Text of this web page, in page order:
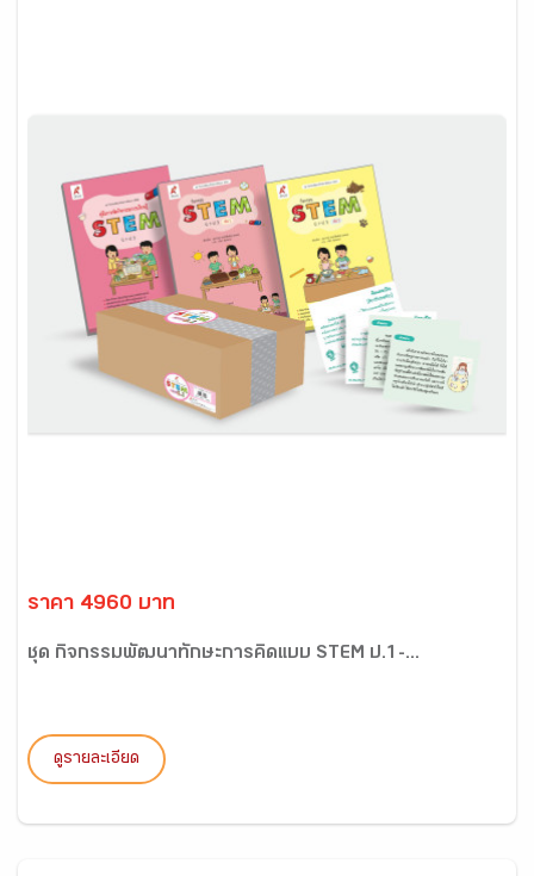
ราคา 4960 บาท
ชุด กิจกรรมพัฒนาทักษะการคิดแบบ STEM ป.1-...
ดูรายละเอียด